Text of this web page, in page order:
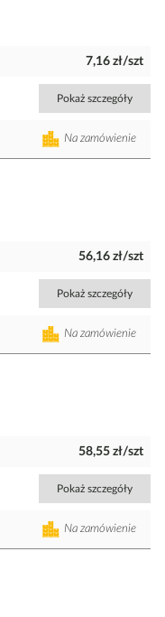
7,16 zł/szt
Pokaż szczegóły
Na zamówienie
56,16 zł/szt
Pokaż szczegóły
Na zamówienie
58,55 zł/szt
Pokaż szczegóły
Na zamówienie